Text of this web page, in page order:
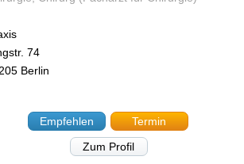
74
Berlin
Empfehlen
Termin
Zum Profil